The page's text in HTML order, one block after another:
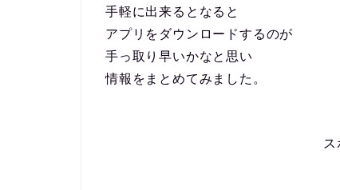
手軽に出来るとなると
アプリをダウンロードするのが
手っ取り早いかなと思い
情報をまとめてみました。